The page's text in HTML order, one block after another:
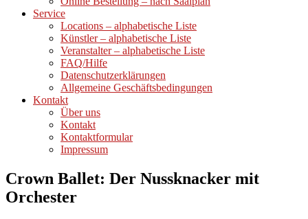
Service
Locations – alphabetische Liste
Künstler – alphabetische Liste
Veranstalter – alphabetische Liste
FAQ/Hilfe
Datenschutzerklärungen
Allgemeine Geschäftsbedingungen
Kontakt
Über uns
Kontakt
Kontaktformular
Impressum
Crown Ballet: Der Nussknacker mit
Orchester